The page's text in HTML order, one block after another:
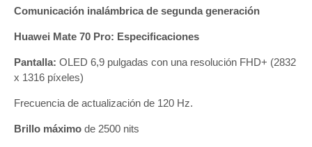
Comunicación inalámbrica de segunda generación
Huawei Mate 70 Pro: Especificaciones
Pantalla: OLED 6,9 pulgadas con una resolución FHD+ (2832
x 1316 píxeles)
Frecuencia de actualización de 120 Hz.
Brillo máximo de 2500 nits